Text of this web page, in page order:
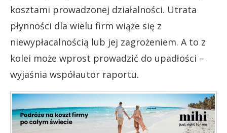
kosztami prowadzonej działalności. Utrata
płynności dla wielu firm wiąże się z
niewypłacalnością lub jej zagrożeniem. A to z
kolei może wprost prowadzić do upadłości –
wyjaśnia współautor raportu.